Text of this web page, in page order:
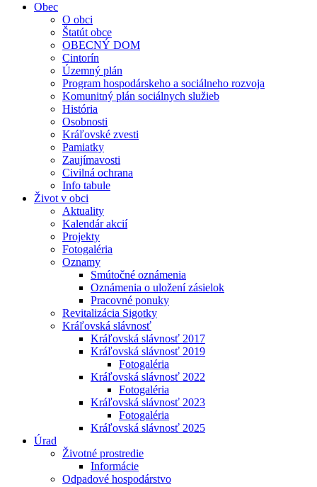
Obec
O obci
Štatút obce
OBECNÝ DOM
Cintorín
Územný plán
Program hospodárskeho a sociálneho rozvoja
Komunitný plán sociálnych služieb
História
Osobnosti
Kráľovské zvesti
Pamiatky
Zaujímavosti
Civilná ochrana
Info tabule
Život v obci
Aktuality
Kalendár akcií
Projekty
Fotogaléria
Oznamy
Smútočné oznámenia
Oznámenia o uložení zásielok
Pracovné ponuky
Revitalizácia Sigotky
Kráľovská slávnosť
Kráľovská slávnosť 2017
Kráľovská slávnosť 2019
Fotogaléria
Kráľovská slávnosť 2022
Fotogaléria
Kráľovská slávnosť 2023
Fotogaléria
Kráľovská slávnosť 2025
Úrad
Životné prostredie
Informácie
Odpadové hospodárstvo